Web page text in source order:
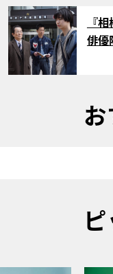
サムネ
『
俳優